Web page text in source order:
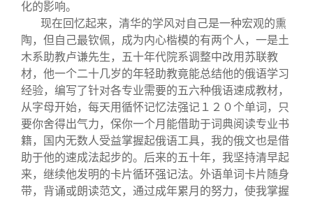
实用信息
总会章程
理事会名单
制度法规
联系我们
化的影响。
现在回忆起来，清华的学风对自己是一种宏观的熏
陶，但自己最钦佩，成为内心楷模的有两个人，一是土
木系助教卢谦先生，五十年代院系调整中改用苏联教
材，他一个二十几岁的年轻助教竟能总结他的俄语学习
经验，编写了针对各专业需要的五六种俄语速成教材，
从字母开始，每天用循怀记忆法强记１２０个单词，只
要你舍得出气力，保你一个月能借助于词典阅读专业书
籍，国内无数人受益掌握起俄语工具，我的俄文也是借
助于他的速成法起步的。后来的五十年，我坚持清早起
来，继续他发明的卡片循环强记法。外语单词卡片随身
带，背诵或朗读范文，通过成年累月的努力，使我掌握